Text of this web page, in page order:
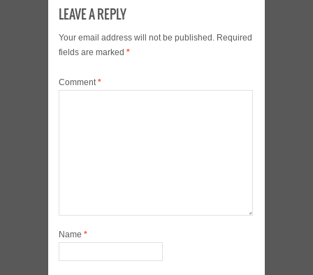
LEAVE A REPLY
Your email address will not be published. Required
fields are marked *
Comment*
Name *